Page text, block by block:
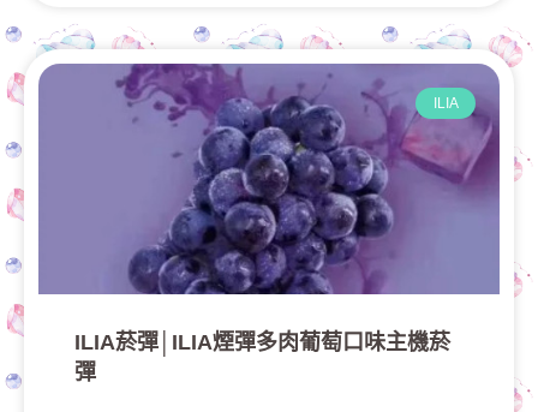
ILIA
ILIA菸彈│ILIA煙彈多肉葡萄口味主機菸
彈